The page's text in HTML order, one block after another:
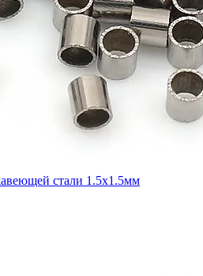
стали 1.5x1.5мм